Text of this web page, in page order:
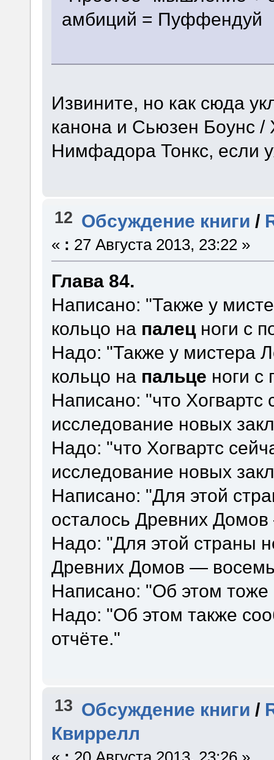
амбиций = Пуффендуй
Извините, но как сюда
канона и Сьюзен Боунс
Нимфадора Тонкс, если
12 Обсуждение книги /
« : 27 Августа 2013, 23:22 »
Глава 84.
Написано: "Также у
кольцо на палецноги с
Надо: "Также у мистера
кольцо на пальце ноги с
Написано: "что Хогвартс
исследование новых
Надо: "что Хогвартс
исследование новых
Написано: "Для этой
осталось Древних
Надо: "Для этой страны
Древних Домов —
Написано: "Об этом тоже
Надо: "Об этом также
отчёте."
13 Обсуждение книги /
Квиррелл